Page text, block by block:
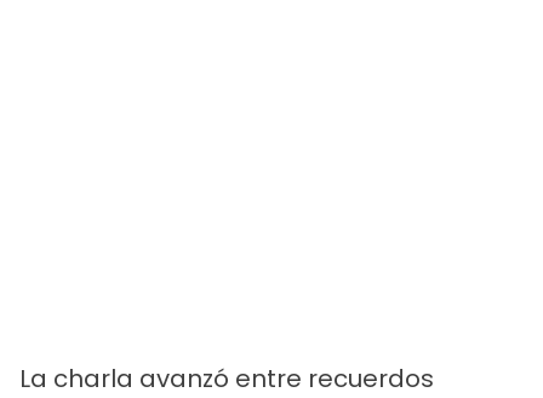
La charla avanzó entre recuerdos